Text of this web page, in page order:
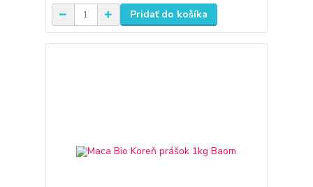
Pridať do košíka